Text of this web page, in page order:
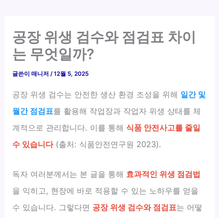
공장 위생 검수와 점검표 차이
는 무엇일까?
글쓴이매니저/12월 5, 2025
공장 위생 검수는 안전한 생산 환경 조성을 위해 일간 및
월간 점검표를 활용해 작업장과 작업자 위생 상태를 체
계적으로 관리합니다. 이를 통해 식품 안전사고를 줄일
수 있습니다(출처: 식품안전연구원 2023).
독자 여러분께서는 본 글을 통해 효과적인 위생 점검법
을 익히고, 현장에 바로 적용할 수 있는 노하우를 얻을
수 있습니다. 그렇다면 공장 위생 검수와 점검표는 어떻